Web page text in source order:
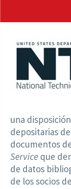
una
depositarias
documentos
Service que
de datos
de los socios